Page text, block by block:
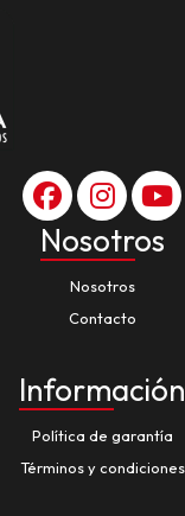
Nosotros
Nosotros
Contacto
Información
Política de garantía
Términos y condiciones